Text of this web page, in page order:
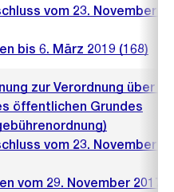
vom 23. November
bis 6. März 2019 (168)
zur Verordnung über
öffentlichen Grundes
vom 23. November
vom 29. November 2017